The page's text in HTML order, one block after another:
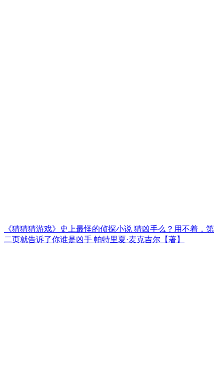
《猜猜猜游戏》史上最怪的侦探小说 猜凶手么？用不着，第
二页就告诉了你谁是凶手 帕特里夏·麦克吉尔【著】